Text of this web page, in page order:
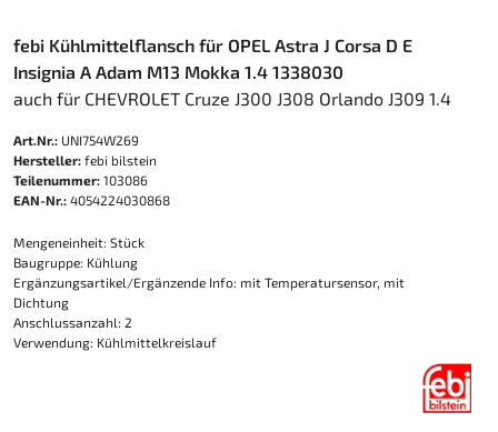
febi Kühlmittelflansch für OPEL Astra J Corsa D E
Insignia A Adam M13 Mokka 1.4 1338030
auch für CHEVROLET Cruze J300 J308 Orlando J309 1.4
Art.Nr.: UNI754W269
Hersteller: febi bilstein
Teilenummer: 103086
EAN-Nr.: 4054224030868
Mengeneinheit: Stück
Baugruppe: Kühlung
Ergänzungsartikel/Ergänzende Info: mit Temperatursensor, mit
Dichtung
Anschlussanzahl: 2
Verwendung: Kühlmittelkreislauf